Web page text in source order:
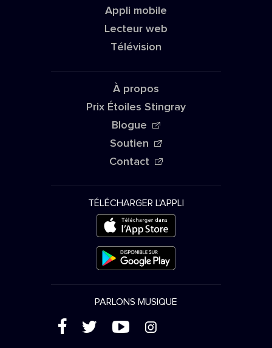
Appli mobile
Lecteur web
Télévision
À propos
Prix Étoiles Stingray
Blogue
Soutien
Contact
TÉLÉCHARGER L'APPLI
PARLONS MUSIQUE
( ' + &